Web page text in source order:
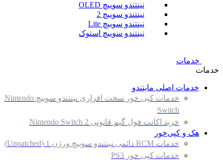
نینتندو سوییچ OLED
نینتندو سوییچ 2
نینتندو سوییچ Lite
نینتندو سوییچ استوک
خدمات
خدمات
خدمات اصلی مایتندو
خدمات کپی خور سخت افزاری نینتندو سوییچ Nintendo
Switch
خرید اکانت فول گیم قانونی Nintendo Switch 2
هک و کپی‌خور
خدمات RCM دائمی نینتندو سوییچ ورژن 1 (Unpatched)
خدمات کپی خور PS3